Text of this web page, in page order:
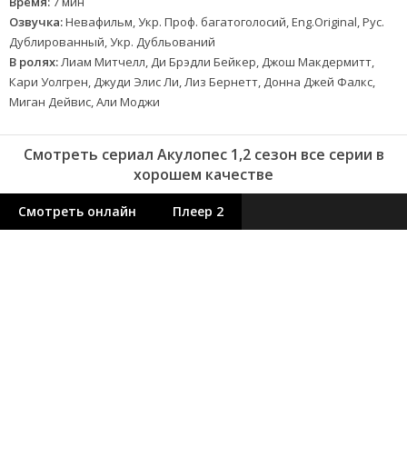
Озвучка:Невафильм, Укр. Проф. багатоголосий, Eng.Original, Рус.
Дублированный, Укр. Дубльований
В ролях:Лиам Митчелл, Ди Брэдли Бейкер, Джош Макдермитт,
Кари Уолгрен, Джуди Элис Ли, Лиз Бернетт, Донна Джей Фалкс,
Миган Дейвис, Али Моджи
Смотреть сериал Акулопес 1,2 сезон все серии в
хорошем качестве
Смотреть онлайн Плеер 2